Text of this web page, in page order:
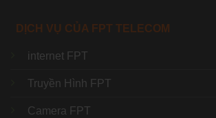
DỊCH VỤ CỦA FPT TELECOM
internet FPT
Truyền Hình FPT
Camera FPT